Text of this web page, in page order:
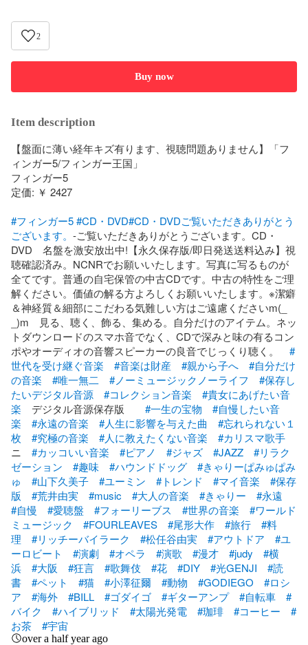
2
Buy now
Item description
【盤面に薄い経年キズ有ります、視聴問題ありません】「フ
ィンガー5/フィンガー王国」
フィンガー5
定価: ￥ 2427
#フィンガー5#CD・DVD#CD・DVDご覧いただきありがとう
ございます。 -ご覧いただきありがとうございます。CD・
DVD　名盤を激安放出中!【永久保存版/即日発送送料込み】視
聴確認済み。NCNRでお願いいたします。写真に写るものが
全てです。普通の自宅保管の中古CDです。中古の特性をご理
解ください。価値の解る方よろしくお願いいたします。※潔癖
＆神経質＆細部にこだわる気難しい方はご遠慮くださいm(_
_)m　見る、聴く、飾る、集める。自分だけのアイテム。ネッ
トダウンロードのスマホ音でなく、CDで深みと味の有るコン
ポやオーディオの音響スピーカーの良音でじっくり聴く。 #
世代を受け継ぐ音楽
#音楽は財産 #親から子へ
#自分だけ
の音楽
#唯一無二 #ノーミュージックノーライフ
#保存し
たいデジタル音源
#コレクション音楽
#貴女にあげたい音
楽 デジタル音源保存版 #一生の宝物
#自慢したい音
楽
#永遠の音楽 #人生に影響を与えた曲
#忘れられない１
枚
#究極の音楽 #人に教えたくない音楽
#カリスマ歌手
ニ #カッコいい音楽 #ピアノ #ジャズ #JAZZ
#リラク
ゼーション
#趣味 #ハウンドドッグ
#きゃりーぱみゅぱみ
ゅ
#山下久美子 #ユーミン #トレンド #マイ音楽
#保存
版
#荒井由実 #music #大人の音楽 #きゃりー
#永遠
#自慢
#愛聴盤 #フォーリーブス #世界の音楽
#ワールド
ミュージック
#FOURLEAVES #尾形大作 #旅行
#料
理
#リッチーバイラーク #松任谷由実 #アウトドア
#ユ
ーロビート
#演劇 #オペラ #演歌 #漫才 #judy
#横
浜
#大阪 #狂言 #歌舞伎 #花 #DIY #光GENJI
#読
書
#ペット #猫 #小澤征爾 #動物 #GODIEGO
#ロシ
ア
#海外 #BILL #ゴダイゴ #ギターアンプ #自転車
#
バイク
#ハイブリッド #太陽光発電 #珈琲 #コーヒー
#
お茶
#宇宙
over a half year ago